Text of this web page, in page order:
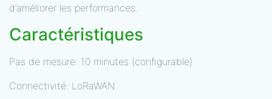
d’améliorer les performances.
Caractéristiques
Pas de mesure: 10 minutes (configurable)
Connectivité: LoRaWAN